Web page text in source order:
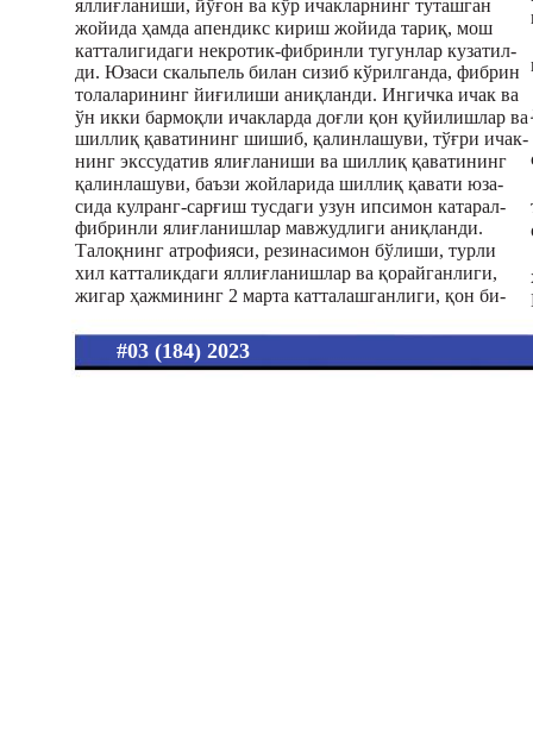
#03 (184) 2023
яллиғланиши, йўғон ва кўр ичакларнинг туташган
жойида ҳамда апендикс кириш жойида тариқ, мош
катталигидаги некротик-фибринли тугунлар кузатил-
ди. Юзаси скальпель билан сизиб кўрилганда, фибрин
толаларининг йиғилиши аниқланди. Ингичка ичак ва
ўн икки бармоқли ичакларда доғли қон қуйилишлар ва
шиллиқ қаватининг шишиб, қалинлашуви, тўғри ичак-
нинг экссудатив ялиғланиши ва шиллиқ қаватининг
қалинлашуви, баъзи жойларида шиллиқ қавати юза-
сида кулранг-сарғиш тусдаги узун ипсимон катарал-
фибринли ялиғланишлар мавжудлиги аниқланди.
Талоқнинг атрофияси, резинасимон бўлиши, турли
хил катталикдаги яллиғланишлар ва қорайганлиги,
жигар ҳажмининг 2 марта катталашганлиги, қон би-